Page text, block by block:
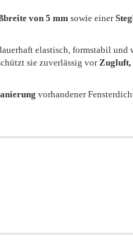
von 5 mmsowie einer
elastisch, formstabil und
sie zuverlässig vorZugluft,
vorhandener